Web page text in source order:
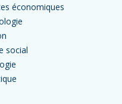
économiques
social